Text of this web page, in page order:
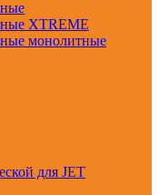
XTREME
монолитные
для JET